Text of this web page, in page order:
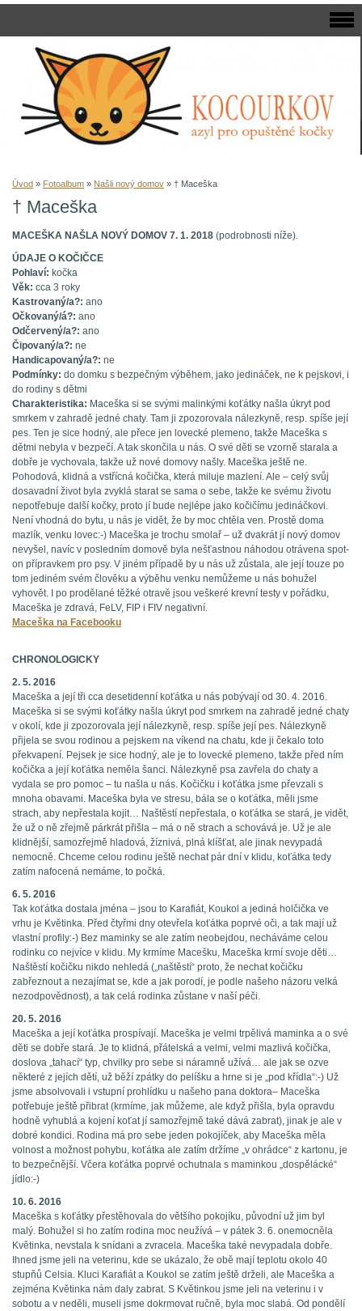
Úvod » Fotoalbum » Našli nový domov » † Maceška
† Maceška
MACEŠKA NAŠLA NOVÝ DOMOV 7. 1. 2018 (podrobnosti níže).
ÚDAJE O KOČIČCE
Pohlaví: kočka
Věk: cca 3 roky
Kastrovaný/a?: ano
Očkovaný/á?: ano
Odčervený/a?: ano
Čipovaný/a?: ne
Handicapovaný/a?: ne
Podmínky: do domku s bezpečným výběhem, jako jedináček, ne k pejskovi, i
do rodiny s dětmi
Charakteristika: Maceška si se svými malinkými koťátky našla úkryt pod
smrkem v zahradě jedné chaty. Tam ji zpozorovala nálezkyně, resp. spíše její
pes. Ten je sice hodný, ale přece jen lovecké plemeno, takže Maceška s
dětmi nebyla v bezpečí. A tak skončila u nás. O své děti se vzorně starala a
dobře je vychovala, takže už nové domovy našly. Maceška ještě ne.
Pohodová, klidná a vstřícná kočička, která miluje mazlení. Ale – celý svůj
dosavadní život byla zvyklá starat se sama o sebe, takže ke svému životu
nepotřebuje další kočky, proto jí bude nejlépe jako kočičímu jedináčkovi.
Není vhodná do bytu, u nás je vidět, že by moc chtěla ven. Prostě doma
mazlík, venku lovec:-) Maceška je trochu smolař – už dvakrát jí nový domov
nevyšel, navíc v posledním domově byla nešťastnou náhodou otrávena spot-
on přípravkem pro psy. V jiném případě by u nás už zůstala, ale její touze po
tom jediném svém člověku a výběhu venku nemůžeme u nás bohužel
vyhovět. I po prodělané těžké otravě jsou veškeré krevní testy v pořádku,
Maceška je zdravá, FeLV, FIP i FIV negativní.
Maceška na Facebooku
CHRONOLOGICKY
2. 5. 2016
Maceška a její tři cca desetidenní koťátka u nás pobývají od 30. 4. 2016.
Maceška si se svými koťátky našla úkryt pod smrkem na zahradě jedné chaty
v okolí, kde ji zpozorovala její nálezkyně, resp. spíše její pes. Nálezkyně
přijela se svou rodinou a pejskem na víkend na chatu, kde ji čekalo toto
překvapení. Pejsek je sice hodný, ale je to lovecké plemeno, takže před ním
kočička a její koťátka neměla šanci. Nálezkyně psa zavřela do chaty a
vydala se pro pomoc – tu našla u nás. Kočičku i koťátka jsme převzali s
mnoha obavami. Maceška byla ve stresu, bála se o koťátka, měli jsme
strach, aby nepřestala kojit… Naštěstí nepřestala, o koťátka se stará, je vidět,
že už o ně zřejmě párkrát přišla – má o ně strach a schovává je. Už je ale
klidnější, samozřejmě hladová, žíznivá, plná klíšťat, ale jinak nevypadá
nemocně. Chceme celou rodinu ještě nechat pár dní v klidu, koťátka tedy
zatím nafocená nemáme, to počká.
6. 5. 2016
Tak koťátka dostala jména – jsou to Karafiát, Koukol a jediná holčička ve
vrhu je Květinka. Před čtyřmi dny otevřela koťátka poprvé oči, a tak mají už
vlastní profily:-) Bez maminky se ale zatím neobejdou, necháváme celou
rodinku co nejvíce v klidu. My krmíme Macešku, Maceška krmí svoje děti…
Naštěstí kočičku nikdo nehledá („naštěstí“ proto, že nechat kočičku
zabřeznout a nezajímat se, kde a jak porodí, je podle našeho názoru velká
nezodpovědnost), a tak celá rodinka zůstane v naší péči.
20. 5. 2016
Maceška a její koťátka prospívají. Maceška je velmi trpělivá maminka a o své
děti se dobře stará. Je to klidná, přátelská a velmi, velmi mazlivá kočička,
doslova „tahací“ typ, chvilky pro sebe si náramně užívá… ale jak se ozve
některé z jejích dětí, už běží zpátky do pelíšku a hrne si je „pod křídla“:-) Už
jsme absolvovali i vstupní prohlídku u našeho pana doktora– Maceška
potřebuje ještě přibrat (krmíme, jak můžeme, ale když přišla, byla opravdu
hodně vyhublá a kojení koťat jí samozřejmě také dává zabrat), jinak je ale v
dobré kondici. Rodina má pro sebe jeden pokojíček, aby Maceška měla
volnost a možnost pohybu, koťátka ale zatím držíme „v ohrádce“ z kartonu, je
to bezpečnější. Včera koťátka poprvé ochutnala s maminkou „dospělácké“
jídlo:-)
10. 6. 2016
Maceška s koťátky přestěhovala do většího pokojíku, původní už jim byl
malý. Bohužel si ho zatím rodina moc neužívá – v pátek 3. 6. onemocněla
Květinka, nevstala k snídani a zvracela. Maceška také nevypadala dobře.
Ihned jsme jeli na veterinu, kde se ukázalo, že obě mají teplotu okolo 40
stupňů Celsia. Kluci Karafiát a Koukol se zatím ještě drželi, ale Maceška a
zejména Květinka nám daly zabrat. S Květinkou jsme jeli na veterinu i v
sobotu a v neděli, museli jsme dokrmovat ručně, byla moc slabá. Od pondělí